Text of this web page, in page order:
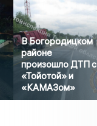
В Богородицком
районе
произошло ДТП с
«Тойотой» и
«КАМАЗом»